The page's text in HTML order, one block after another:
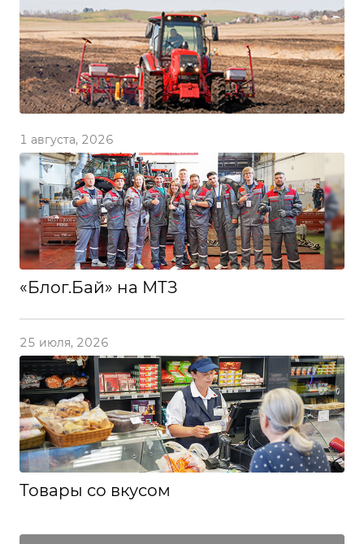
1 августа, 2026
«Блог.Бай» на МТЗ
25 июля, 2026
Товары со вкусом